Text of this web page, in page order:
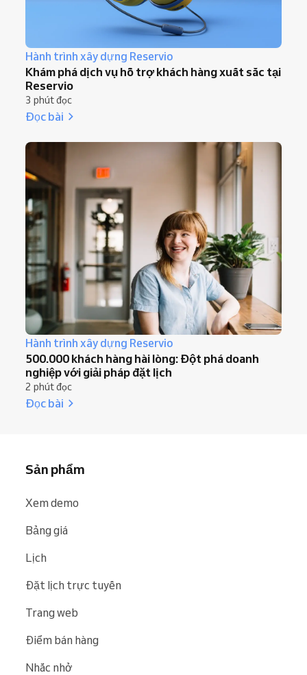
Hành trình xây dựng Reservio
Khám phá dịch vụ hỗ trợ khách hàng xuất sắc tại
Reservio
3 phút đọc
Đọc bài
Hành trình xây dựng Reservio
500.000 khách hàng hài lòng: Đột phá doanh
nghiệp với giải pháp đặt lịch
2 phút đọc
Đọc bài
Sản phẩm
Xem demo
Bảng giá
Lịch
Đặt lịch trực tuyến
Trang web
Điểm bán hàng
Nhắc nhở